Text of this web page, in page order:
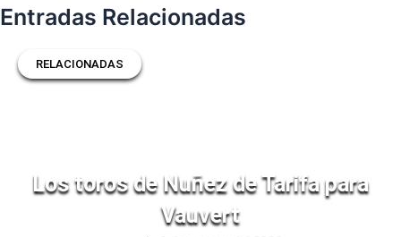
Entradas Relacionadas
RELACIONADAS
Los toros de Nuñez de Tarifa para
Vauvert